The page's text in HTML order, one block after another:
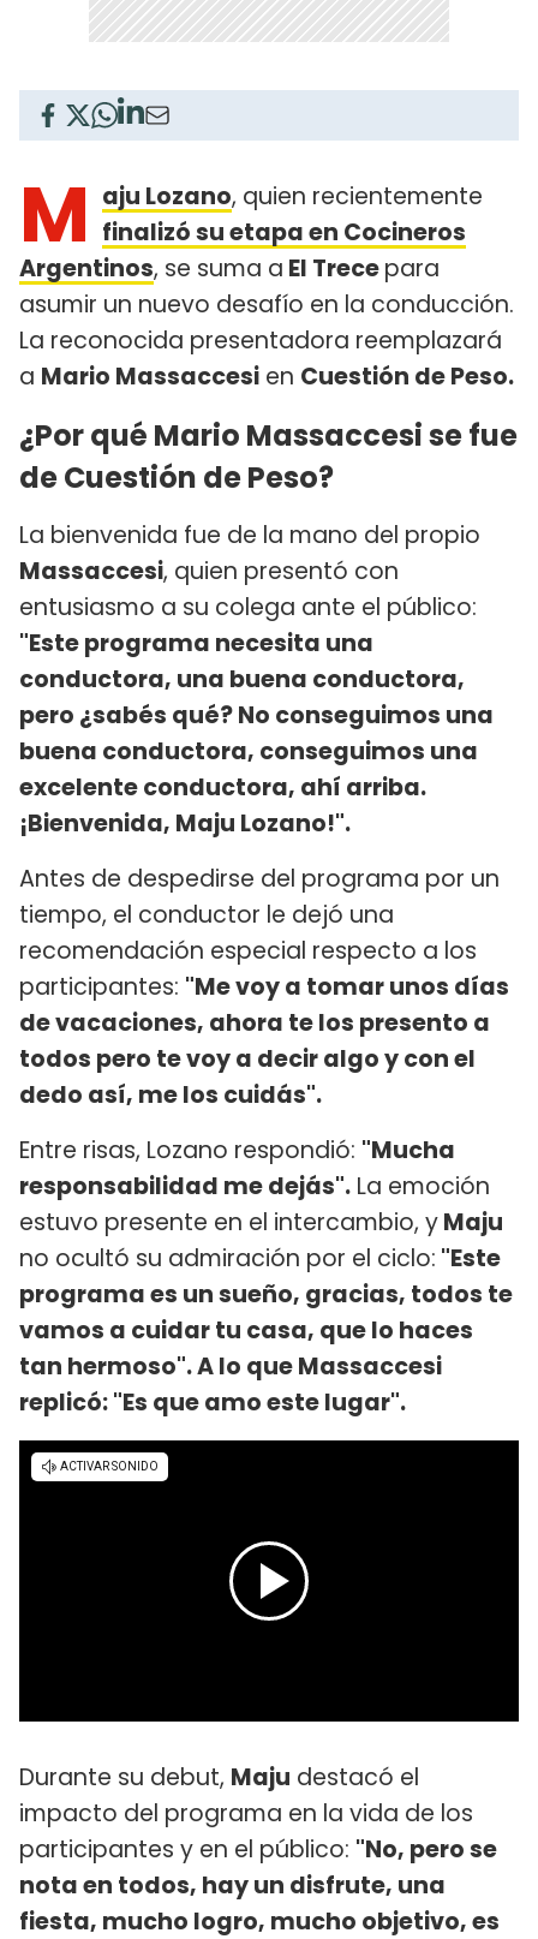
M aju Lozano, quien recientemente
finalizó su etapa en Cocineros
Argentinos, se suma a El Trecepara
asumir un nuevo desafío en la conducción.
La reconocida presentadora reemplazará
a Mario Massaccesi en Cuestión de Peso.
¿Por qué Mario Massaccesi ​se fue
de Cuestión de Peso?
La bienvenida fue de la mano del propio
Massaccesi, quien presentó con
entusiasmo a su colega ante el público:
"Este programa necesita una
conductora, una buena conductora,
pero ¿sabés qué? No conseguimos una
buena conductora, conseguimos una
excelente conductora, ahí arriba.
¡Bienvenida, Maju Lozano!".
Antes de despedirse del programa por un
tiempo, el conductor le dejó una
recomendación especial respecto a los
participantes: "Me voy a tomar unos días
de vacaciones, ahora te los presento a
todos pero te voy a decir algo y con el
dedo así, me los cuidás".
Entre risas, Lozano respondió: "Mucha
responsabilidad me dejás". La emoción
estuvo presente en el intercambio, yMaju
no ocultó su admiración por el ciclo: "Este
programa es un sueño, gracias, todos te
vamos a cuidar tu casa, que lo haces
tan hermoso". A lo que Massaccesi
replicó: "Es que amo este lugar".
Durante su debut, Maju destacó el
impacto del programa en la vida de los
participantes y en el público: "No, pero se
nota en todos, hay un disfrute, una
fiesta, mucho logro, mucho objetivo, es